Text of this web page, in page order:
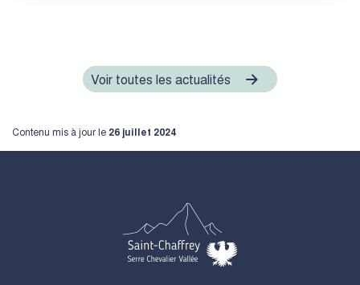
Voir toutes les actualités
Contenu mis à jour le 26 juillet 2024